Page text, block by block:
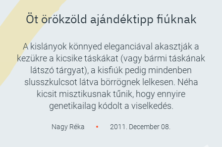
Öt örökzöld ajándéktipp fiúknak
A kislányok könnyed eleganciával akasztják a
kezükre a kicsike táskákat (vagy bármi táskának
látszó tárgyat), a kisfiúk pedig mindenben
slusszkulcsot látva börrögnek lelkesen. Néha
kicsit misztikusnak tűnik, hogy ennyire
genetikailag kódolt a viselkedés.
Nagy Réka 2011. December 08.